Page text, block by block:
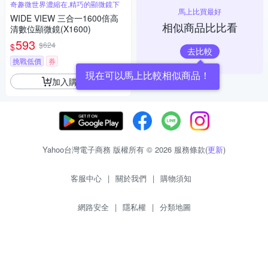
奇趣微世界濃縮在,精巧的顯微鏡下
WIDE VIEW 三合一1600倍高
清數位顯微鏡(X1600)
$593 $624
挑戰低價
券
加入購物車
馬上比買最好
相似商品比比看
去比較
現在可以馬上比較相似商品！
Yahoo台灣電子商務 版權所有 © 2026 服務條款(更新)
客服中心 | 關於我們 | 購物須知
網路安全 | 隱私權 | 分類地圖